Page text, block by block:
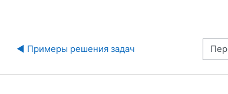
◀︎ Примеры решения задач Перейти